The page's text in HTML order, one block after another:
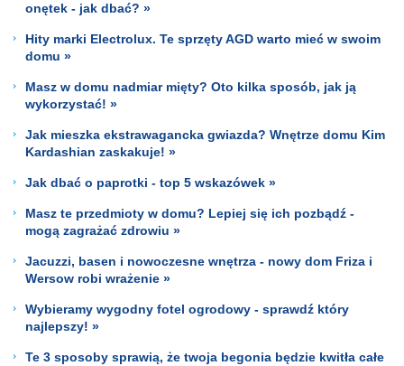
onętek - jak dbać? »
Hity marki Electrolux. Te sprzęty AGD warto mieć w swoim
domu »
Masz w domu nadmiar mięty? Oto kilka sposób, jak ją
wykorzystać! »
Jak mieszka ekstrawagancka gwiazda? Wnętrze domu Kim
Kardashian zaskakuje! »
Jak dbać o paprotki - top 5 wskazówek »
Masz te przedmioty w domu? Lepiej się ich pozbądź -
mogą zagrażać zdrowiu »
Jacuzzi, basen i nowoczesne wnętrza - nowy dom Friza i
Wersow robi wrażenie »
Wybieramy wygodny fotel ogrodowy - sprawdź który
najlepszy! »
Te 3 sposoby sprawią, że twoja begonia będzie kwitła całe